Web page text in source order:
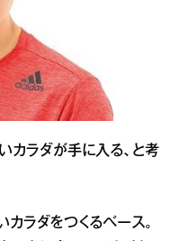
カラダが手に入る、と考
カラダをつくるベース。